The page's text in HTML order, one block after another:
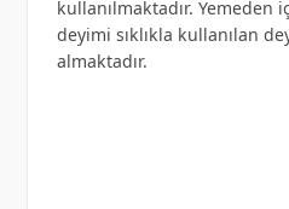
kullanılmaktadır. Yemeden
deyimi sıklıkla kullanılan
almaktadır.